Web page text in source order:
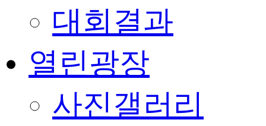
대회결과
열린광장
사진갤러리